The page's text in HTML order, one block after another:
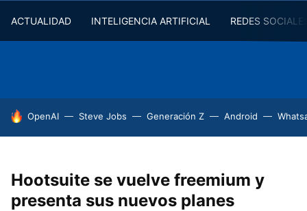
ACTUALIDAD INTELIGENCIA ARTIFICIAL REDES
HOY SE HABLA DE
OpenAI Steve Jobs Generación Z Android
Hootsuite se vuelve freemium y
presenta sus nuevos planes